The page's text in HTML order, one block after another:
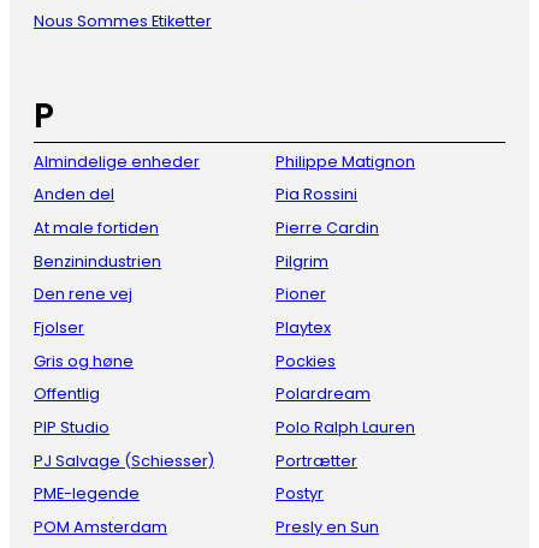
Nous Sommes Etiketter
P
Almindelige enheder
Anden del
At male fortiden
Benzinindustrien
Den rene vej
Fjolser
Gris og høne
Offentlig
PIP Studio
PJ Salvage (Schiesser)
PME-legende
POM Amsterdam
Philippe Matignon
Pia Rossini
Pierre Cardin
Pilgrim
Pioner
Playtex
Pockies
Polardream
Polo Ralph Lauren
Portrætter
Postyr
Presly en Sun